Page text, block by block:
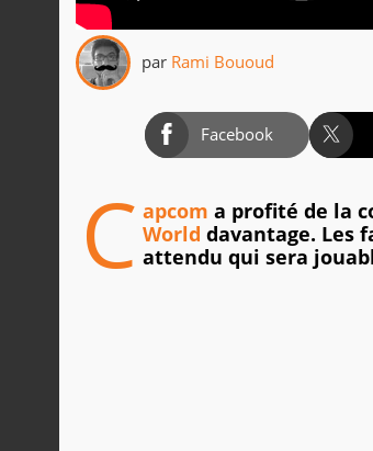
par Rami Bououd
Facebook
C apcom a profité de la
World davantage. Les
attendu qui sera